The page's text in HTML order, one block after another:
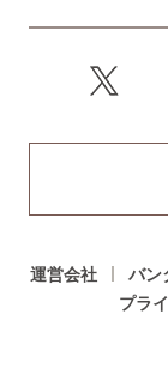
運営会社 バン
プラ